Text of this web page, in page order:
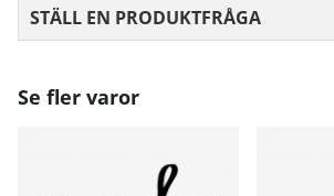
STÄLL EN PRODUKTFRÅGA
Se fler varor